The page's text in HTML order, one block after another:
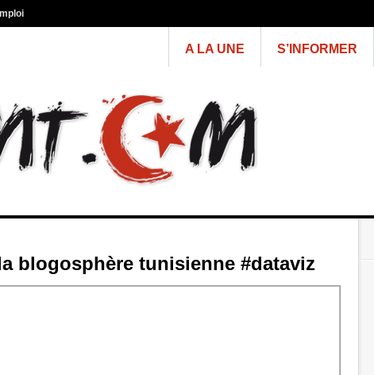
A LA UNE S’INFORMER
blogosphère tunisienne #dataviz